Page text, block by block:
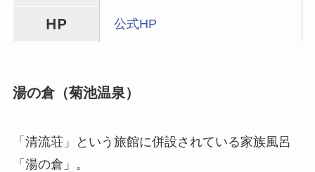
HP 公式HP
湯の倉（菊池温泉）
「清流荘」という旅館に併設されている家族風呂
「湯の倉」。